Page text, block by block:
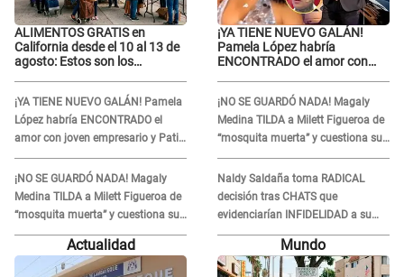
ALIMENTOS GRATIS en
California desde el 10 al 13 de
agosto: Estos son los
¡YA TIENE NUEVO GALÁN! Pamela
López habría ENCONTRADO el
amor con joven empresario y Pati
Lorena la ECHA en VIVO
¡NO SE GUARDÓ NADA! Magaly
Medina TILDA a Milett Figueroa de
“mosquita muerta” y cuestiona su
RECONCILIACIÓN con Marcelo
Tinelli en TV argentina
¡YA TIENE NUEVO GALÁN!
Pamela López habría
ENCONTRADO el amor con
la ECHA en VIVO
¡NO SE GUARDÓ NADA! Magaly
Medina TILDA a Milett Figueroa de
“mosquita muerta” y cuestiona su
RECONCILIACIÓN con Marcelo
Tinelli en TV argentina
Naldy Saldaña toma RADICAL
decisión tras CHATS que
evidenciarían INFIDELIDAD a su
novio con animador de 'La Bella
Luz': "Un día..."
Actualidad Mundo